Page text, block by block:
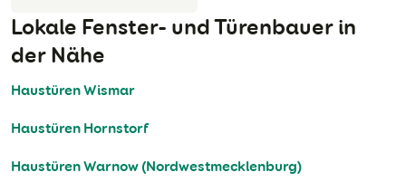
Lokale Fenster- und Türenbauer in
der Nähe
Haustüren Wismar
Haustüren Hornstorf
Haustüren Warnow (Nordwestmecklenburg)